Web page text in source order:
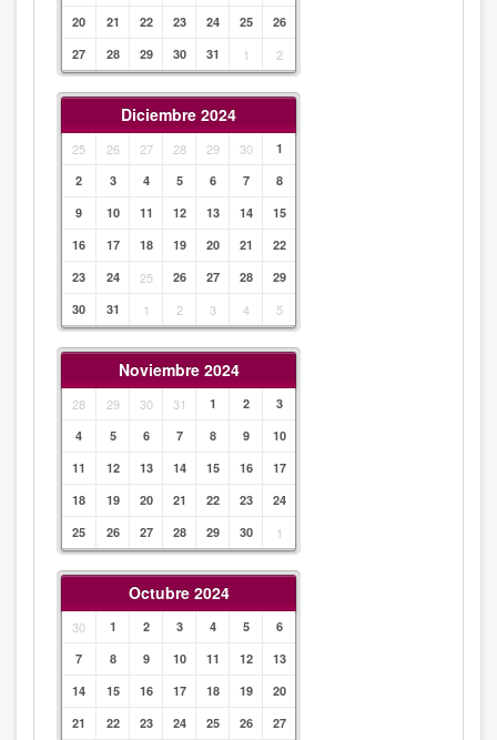
20
21 22 23 24 25
26
27
28 29 30 31 1 2
Diciembre 2024
25 26 27 28 29 30
1
2
3 4 5 6 7
8
9
10 11 12 13 14
15
16
17 18 19 20 21
22
23
24 25 26 27 28
29
30
31 1 2 3 4 5
Noviembre 2024
28 29 30 31 1 2
3
4
5 6 7 8 9
10
11
12 13 14 15 16
17
18
19 20 21 22 23
24
25
26 27 28 29 30 1
Octubre 2024
30 1 2 3 4 5
6
7
8 9 10 11 12
13
14
15 16 17 18 19
20
21
22 23 24 25 26
27